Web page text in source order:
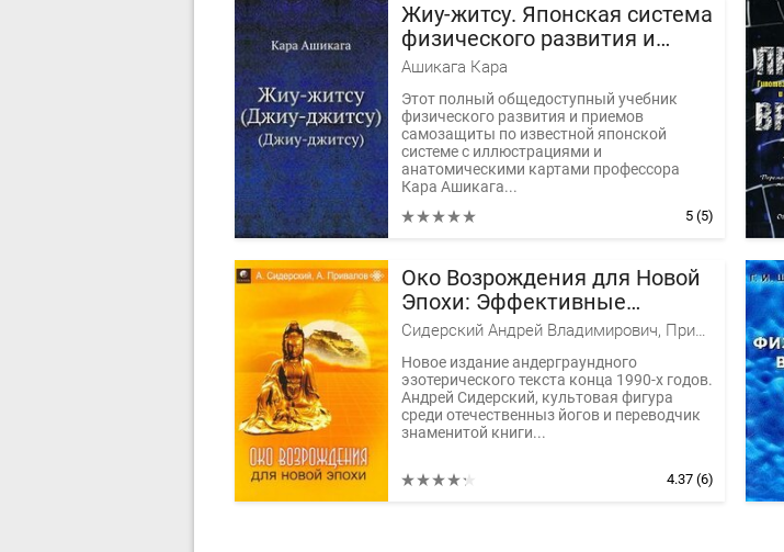
Жиу-житсу. Японская система
физического развития и
самозащиты
Ашикага Кара
Этот полный общедоступный учебник
физического развития и приемов
самозащиты по известной японской
системе с иллюстрациями и
анатомическими картами профессора
Кара Ашикага...
5 (5)
Око Возрождения для Новой
Эпохи: Эффективные
упражнения для укрепления
физического и психического
здоровья
Сидерский Андрей Владимирович, Привалов Александр
Новое издание андерграундного
эзотерического текста конца 1990-х годов.
Андрей Сидерский, культовая фигура
среди отечественныз йогов и переводчик
знаменитой книги...
4.37 (6)